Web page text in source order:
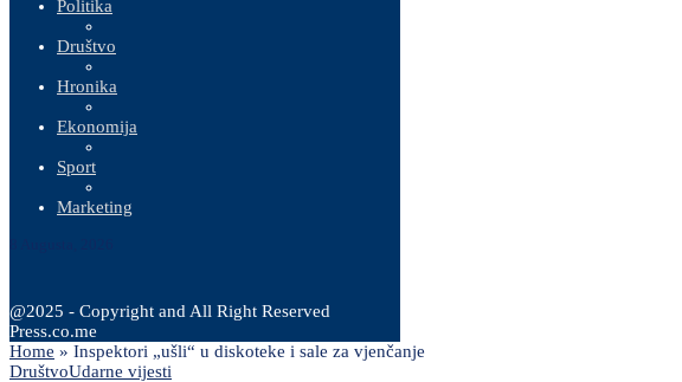
Politika
Društvo
Hronika
Ekonomija
Sport
Marketing
@2025 - Copyright and All Right Reserved
Press.co.me
Home » Inspektori „ušli“ u diskoteke i sale za vjenčanje
DruštvoUdarne vijesti